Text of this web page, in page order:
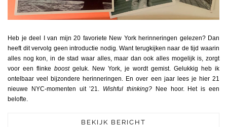
Heb je deel I van mijn 20 favoriete New York herinneringen gelezen? Dan
heeft dit vervolg geen introductie nodig. Want terugkijken naar de tijd waarin
alles nog kon, in de stad waar alles, maar dan ook alles mogelijk is, zorgt
voor een flinke boostgeluk. New York, je wordt gemist. Gelukkig heb ik
ontelbaar veel bijzondere herinneringen. En over een jaar lees je hier 21
nieuwe NYC-momenten uit ’21. Wishful thinking? Nee hoor. Het is een
belofte.
BEKIJK BERICHT